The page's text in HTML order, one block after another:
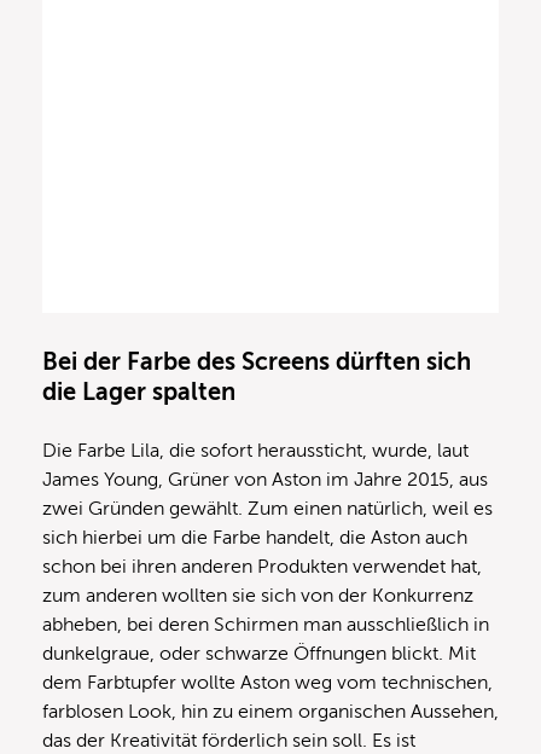
Bei der Farbe des Screens dürften sich
die Lager spalten
Die Farbe Lila, die sofort heraussticht, wurde, laut
James Young, Grüner von Aston im Jahre 2015, aus
zwei Gründen gewählt. Zum einen natürlich, weil es
sich hierbei um die Farbe handelt, die Aston auch
schon bei ihren anderen Produkten verwendet hat,
zum anderen wollten sie sich von der Konkurrenz
abheben, bei deren Schirmen man ausschließlich in
dunkelgraue, oder schwarze Öffnungen blickt. Mit
dem Farbtupfer wollte Aston weg vom technischen,
farblosen Look, hin zu einem organischen Aussehen,
das der Kreativität förderlich sein soll. Es ist